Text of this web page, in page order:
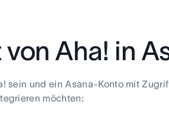
Aha! in
sein und ein Asana-Konto mit
möchten: